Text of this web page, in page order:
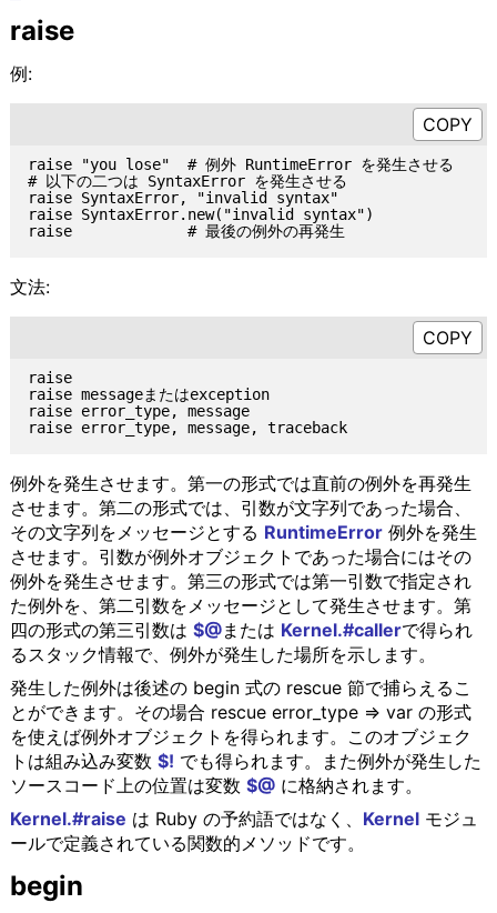
raise
例:
raise "you lose"  # 例外 RuntimeError を発生させる
# 以下の二つは SyntaxError を発生させる
raise SyntaxError, "invalid syntax"
raise SyntaxError.new("invalid syntax")
文法:
raise
raise messageまたはexception
raise error_type, message
raise error_type, message, traceback
例外を発生させます。第一の形式では直前の例外を再発生
させます。第二の形式では、引数が文字列であった場合、
その文字列をメッセージとする RuntimeError例外を発生
させます。引数が例外オブジェクトであった場合にはその
例外を発生させます。第三の形式では第一引数で指定され
た例外を、第二引数をメッセージとして発生させます。第
四の形式の第三引数は $@または Kernel.#callerで得られ
るスタック情報で、例外が発生した場所を示します。
発生した例外は後述の begin 式の rescue 節で捕らえるこ
とができます。その場合 rescue error_type => var の形式
を使えば例外オブジェクトを得られます。このオブジェク
トは組み込み変数 $! でも得られます。また例外が発生した
ソースコード上の位置は変数 $@に格納されます。
Kernel.#raise は Ruby の予約語ではなく、 Kernelモジュ
ールで定義されている関数的メソッドです。
begin